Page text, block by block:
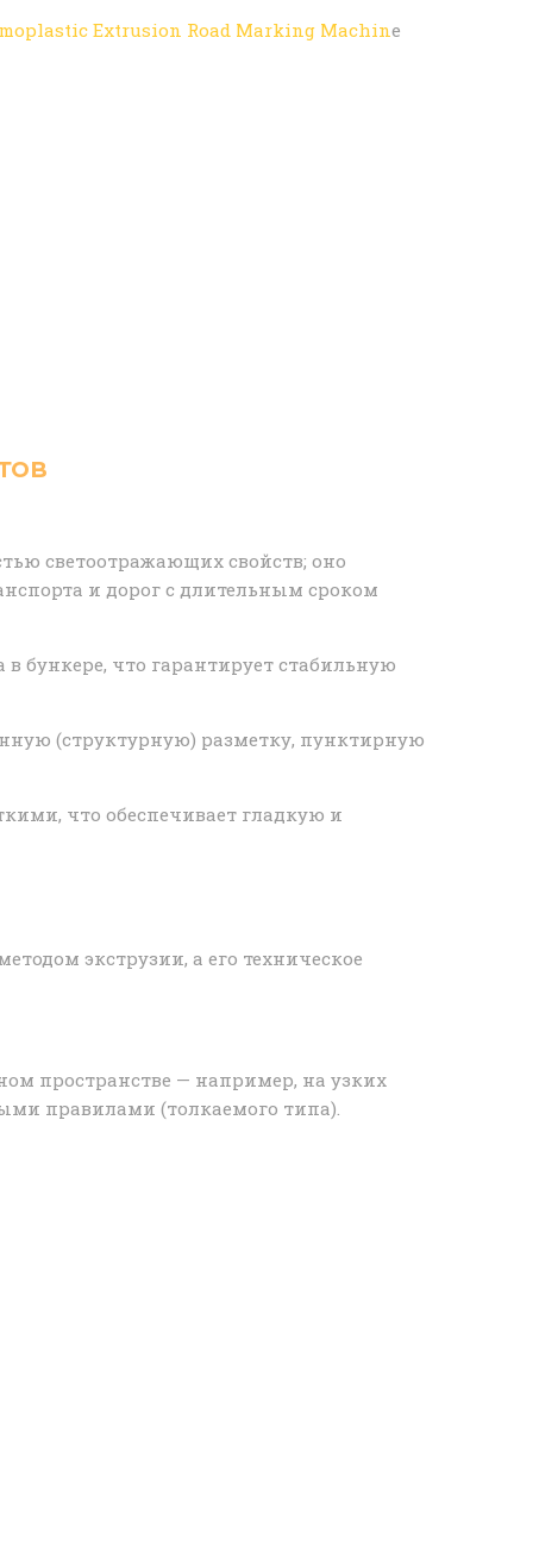
Extrusion Road Marking Machine
светоотражающих свойств; оно
и дорог с длительным сроком
бункере, что гарантирует стабильную
(структурную) разметку, пунктирную
что обеспечивает гладкую и
экструзии, а его техническое
пространстве — например, на узких
правилами (толкаемого типа).